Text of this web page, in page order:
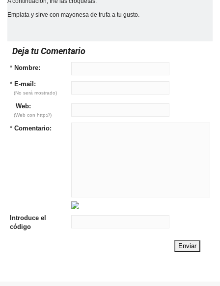
Emplata y sirve con mayonesa de trufa a tu gusto.
Deja tu Comentario
* Nombre:
* E-mail:
(No será mostrado)
Web:
(Web con http://)
* Comentario:
Introduce el
código